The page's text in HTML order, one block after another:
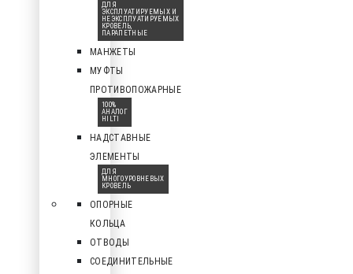
ДЛЯ
ЭКСПЛУАТИРУЕМЫХ И
НЕЭКСПЛУАТИРУЕМЫХ
КРОВЕЛЬ,
ПАРАПЕТНЫЕ
МАНЖЕТЫ
МУФТЫ
ПРОТИВОПОЖАРНЫЕ
100%
АНАЛОГ
HILTI
НАДСТАВНЫЕ
ЭЛЕМЕНТЫ
ДЛЯ
МНОГОУРОВНЕВЫХ
КРОВЕЛЬ
ОПОРНЫЕ
КОЛЬЦА
ОТВОДЫ
СОЕДИНИТЕЛЬНЫЕ